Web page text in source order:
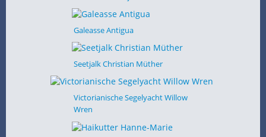
Galeasse Antigua
Seetjalk Christian Müther
Victorianische Segelyacht Willow
Wren